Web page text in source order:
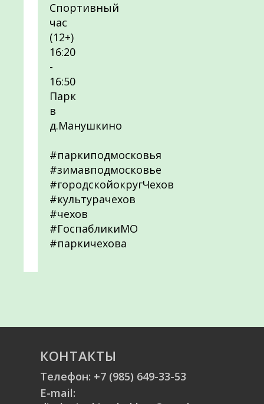
Спортивный
час
(12+)
16:20
-
16:50
Парк
в
д.Манушкино
#паркиподмосковья
#зимавподмосковье
#городскойокругЧехов
#культурачехов
#чехов
#ГоспабликиМО
#паркичехова
КОНТАКТЫ
Телефон: +7 (985) 649-33-53
E-mail: